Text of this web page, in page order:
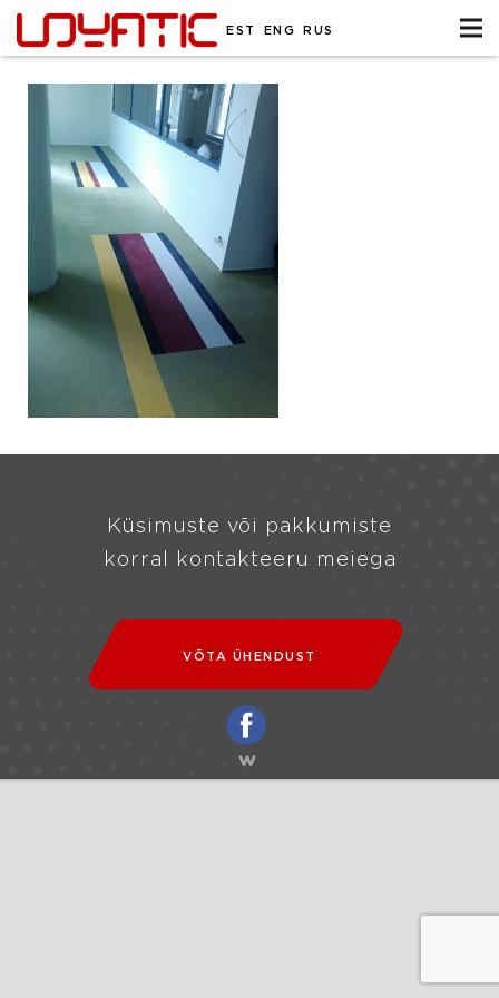
EST ENG RUS
Küsimuste või pakkumiste
korral kontakteeru meiega
VÕTA ÜHENDUST